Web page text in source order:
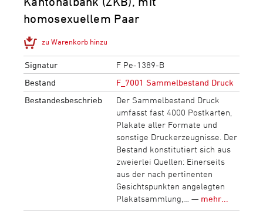
homosexuellem Paar
zu Warenkorb hinzu
Signatur
F Pe-1389-B
Bestand
F_7001 Sammelbestand Druck
Bestandesbeschrieb
Der Sammelbestand Druck
umfasst fast 4000 Postkarten,
Plakate aller Formate und
sonstige Druckerzeugnisse. Der
Bestand konstitutiert sich aus
zweierlei Quellen: Einerseits
aus der nach pertinenten
Gesichtspunkten angelegten
Plakatsammlung,… — mehr...